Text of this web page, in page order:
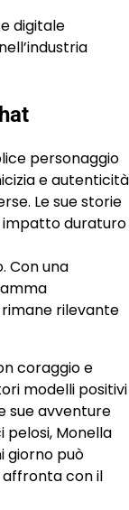
digitale
personaggio
e autenticità
Le sue storie
impatto duraturo
Con una
rilevante
coraggio e
modelli positivi
sue avventure
pelosi, Monella
giorno può
affronta con il